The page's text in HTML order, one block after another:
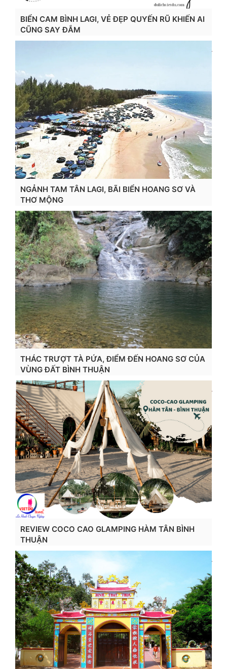
BIỂN CAM BÌNH LAGI, VẺ ĐẸP QUYẾN RŨ KHIẾN AI
CŨNG SAY ĐẮM
Xem chi tiết...
NGẢNH TAM TÂN LAGI, BÃI BIỂN HOANG SƠ VÀ
THƠ MỘNG
Xem chi tiết...
THÁC TRƯỢT TÀ PỨA, ĐIỂM ĐẾN HOANG SƠ CỦA
VÙNG ĐẤT BÌNH THUẬN
Xem chi tiết...
REVIEW COCO CAO GLAMPING HÀM TÂN BÌNH
THUẬN
Xem chi tiết...